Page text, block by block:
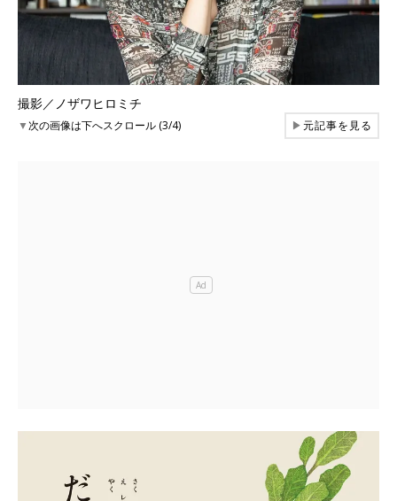
撮影／ノザワヒロミチ
▼次の画像は下へスクロール (3/4) ▶元記事を見る